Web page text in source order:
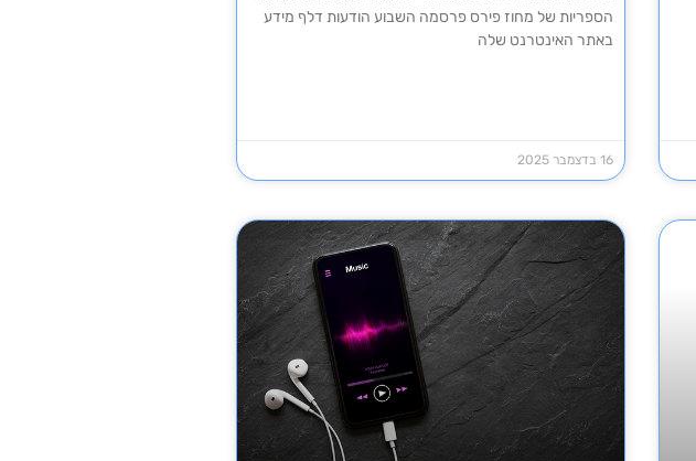
הספריות של מחוז פירס פרסמה השבוע הודעות דלף מידע
באתר האינטרנט שלה
16 בדצמבר 2025